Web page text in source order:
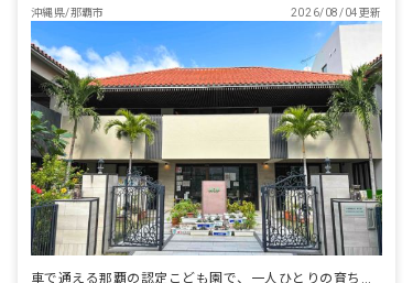
沖縄県/那覇市
2026/08/04更新